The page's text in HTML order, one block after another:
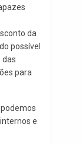
da
possível
das
para
e